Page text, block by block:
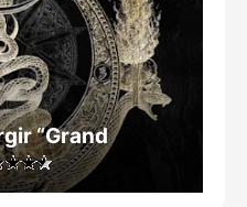
“Grand